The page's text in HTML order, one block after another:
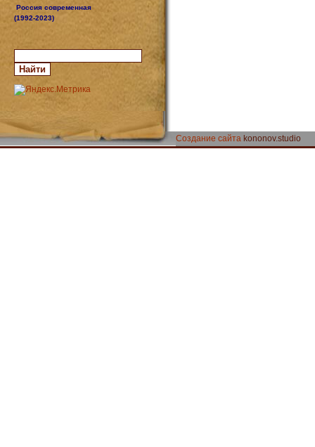
Россия современная
(1992-2023)
Создание сайта kononov.studio